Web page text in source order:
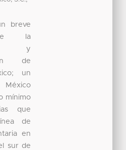
breve
la
y
de
un
mínimo
que
de
en
sur de